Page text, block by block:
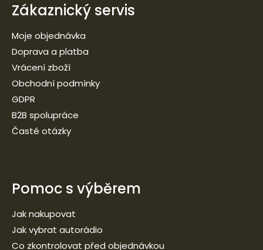
Zákaznický servis
Moje objednávka
Doprava a platba
Vrácení zboží
Obchodní podmínky
GDPR
B2B spolupráce
Časté otázky
Pomoc s výběrem
Jak nakupovat
Jak vybrat autorádio
Co zkontrolovat před objednávkou